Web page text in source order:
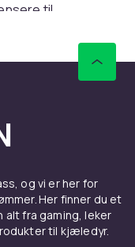
til
passer
gir renere
oppkledd
og vi er her for
Her finner du et
fra gaming, leker
til kjæledyr.